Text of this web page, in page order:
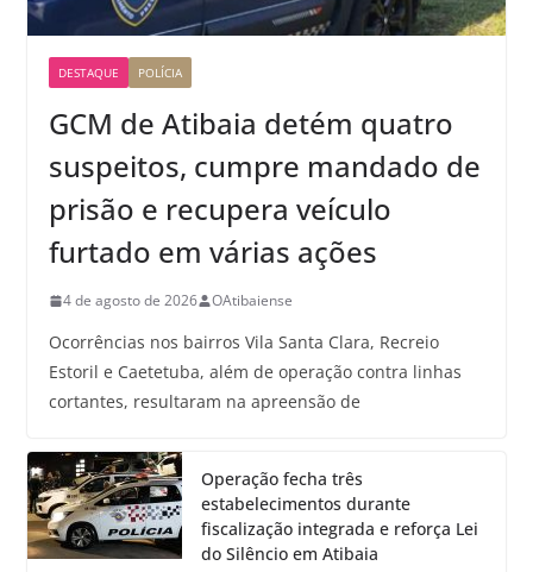
DESTAQUE POLÍCIA
GCM de Atibaia detém quatro
suspeitos, cumpre mandado de
prisão e recupera veículo
furtado em várias ações
4 de agosto de 2026 OAtibaiense
Ocorrências nos bairros Vila Santa Clara, Recreio
Estoril e Caetetuba, além de operação contra linhas
cortantes, resultaram na apreensão de
Operação fecha três
estabelecimentos durante
fiscalização integrada e reforça Lei
do Silêncio em Atibaia